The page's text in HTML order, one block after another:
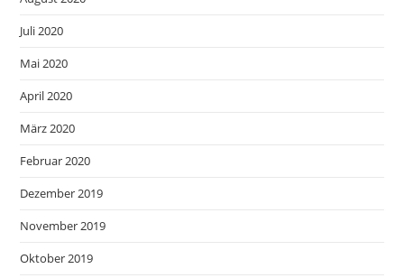
Juli 2020
Mai 2020
April 2020
März 2020
Februar 2020
Dezember 2019
November 2019
Oktober 2019